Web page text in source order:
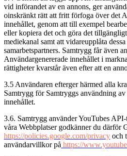
vid införandet av en annons, ger
oinskränkt rätt att fritt förfoga över det
innehållet, genom att till exempel
eller kopiera det och göra det
mediekanal samt att vidareupplåta
samarbetspartners. Samtrygg får även
Användargenererade innehållet i
rättigheter kvarstår även efter att en
3.5 Användaren efterger härmed alla
Samtrygg för Samtryggs användning
innehållet.
3.6. Samtrygg använder YouTubes
våra Webbplatser godkänner du därför
https://policies.google.com/privacy och
användarvillkor på https://